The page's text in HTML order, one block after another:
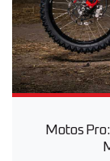
Motos